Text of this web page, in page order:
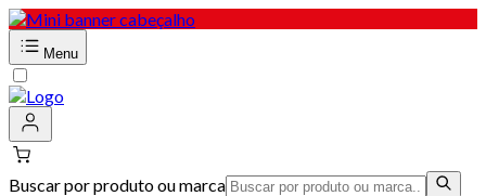
Menu
Buscar por produto ou marca